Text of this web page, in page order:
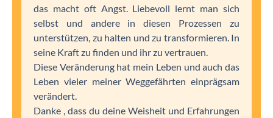
das macht oft Angst. Liebevoll lernt man sich
selbst und andere in diesen Prozessen zu
unterstützen, zu halten und zu transformieren. In
seine Kraft zu finden und ihr zu vertrauen.
Diese Veränderung hat mein Leben und auch das
Leben vieler meiner Weggefährten einprägsam
verändert.
Danke , dass du deine Weisheit und Erfahrungen